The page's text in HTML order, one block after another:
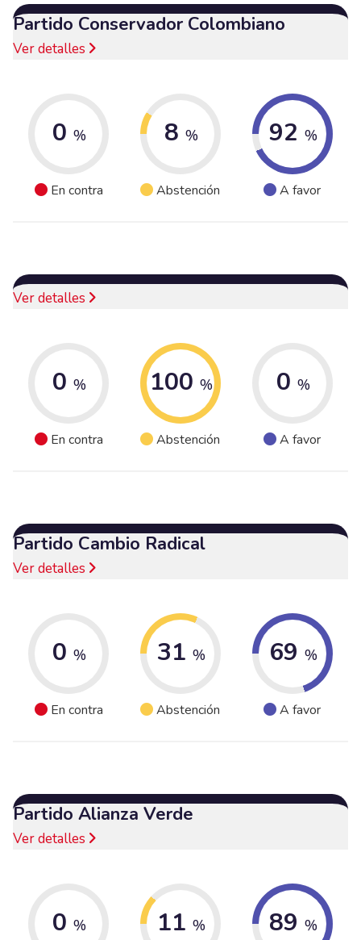
Partido Conservador Colombiano
Ver detalles
0 %
En contra
8 %
Abstención
92 %
A favor
Ver detalles
0 %
En contra
100 %
Abstención
0 %
A favor
Partido Cambio Radical
Ver detalles
0 %
En contra
31 %
Abstención
69 %
A favor
Partido Alianza Verde
Ver detalles
0 % 11 % 89 %